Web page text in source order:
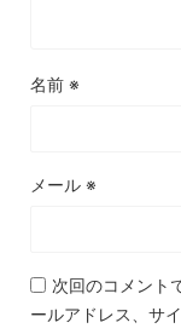
名前 ※
メール ※
次回のコメント
ールアドレス、サ